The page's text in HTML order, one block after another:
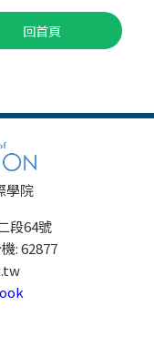
回首頁
學院
段64號
: 62877